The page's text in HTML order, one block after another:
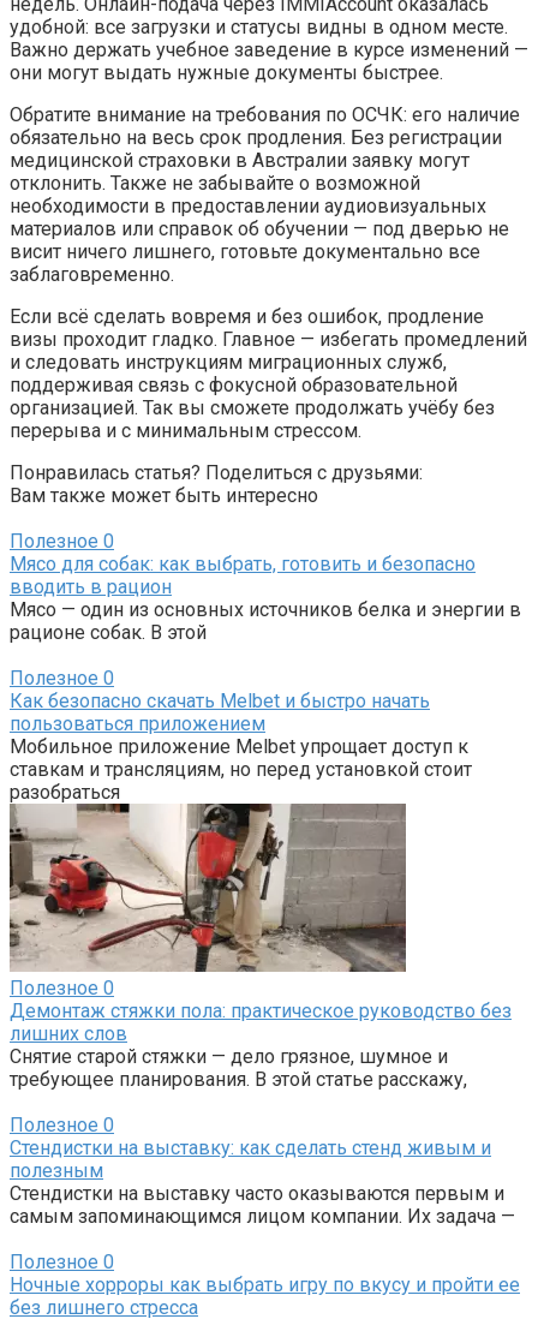
удобной: все загрузки и статусы видны в одном месте.
Важно держать учебное заведение в курсе изменений —
они могут выдать нужные документы быстрее.
Обратите внимание на требования по ОСЧК: его наличие
обязательно на весь срок продления. Без регистрации
медицинской страховки в Австралии заявку могут
отклонить. Также не забывайте о возможной
необходимости в предоставлении аудиовизуальных
материалов или справок об обучении — под дверью не
висит ничего лишнего, готовьте документально все
заблаговременно.
Если всё сделать вовремя и без ошибок, продление
визы прохοдит гладко. Главное — избегать промедлений
и следовать инструкциям миграционных служб,
поддерживая связь с фокусной образовательной
организацией. Так вы сможете продолжать учёбу без
перерыва и с минимальным стрессом.
Понравилась статья? Поделиться с друзьями:
Вам также может быть интересно
Полезное 0
Мясо для собак: как выбрать, готовить и безопасно
вводить в рацион
Мясо — один из основных источников белка и энергии в
рационе собак. В этой
Полезное 0
Как безопасно скачать Melbet и быстро начать
пользоваться приложением
Мобильное приложение Melbet упрощает доступ к
ставкам и трансляциям, но перед установкой стоит
разобраться
Полезное 0
Демонтаж стяжки пола: практическое руководство без
лишних слов
Снятие старой стяжки — дело грязное, шумное и
требующее планирования. В этой статье расскажу,
Полезное 0
Стендистки на выставку: как сделать стенд живым и
полезным
Стендистки на выставку часто оказываются первым и
самым запоминающимся лицом компании. Их задача —
Полезное 0
Ночные хорроры как выбрать игру по вкусу и пройти ее
без лишнего стресса